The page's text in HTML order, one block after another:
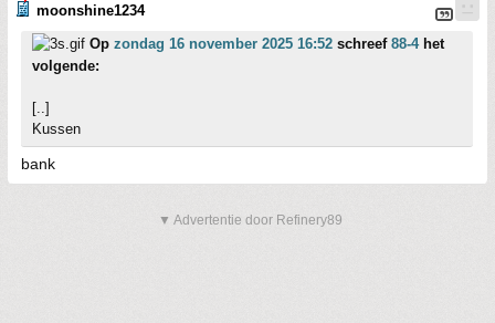
moonshine1234
Op zondag 16 november 2025 16:52 schreef 88-4het
volgende:
[..]
Kussen
bank
▼ Advertentie door Refinery89